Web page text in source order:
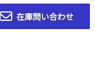
在庫問い合わせ